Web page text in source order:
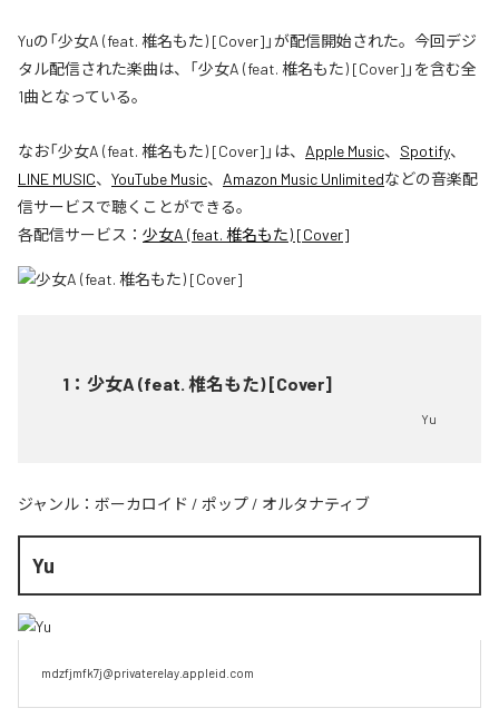
Yuの「少女A (feat. 椎名もた) [Cover]」が配信開始された。今回デジ
タル配信された楽曲は、「少女A (feat. 椎名もた) [Cover]」を含む全
1曲となっている。
なお「少女A (feat. 椎名もた) [Cover] 」は、 Apple Music、 Spotify、
LINE MUSIC、 YouTube Music、 Amazon Music Unlimitedなどの音楽配
信サービスで聴くことができる。
各配信サービス： 少女A (feat. 椎名もた) [Cover]
1 ： 少女A (feat. 椎名もた) [Cover]
Yu
ジャンル： ボーカロイド / ポップ / オルタナティブ
Yu
mdzfjmfk7j@privaterelay.appleid.com